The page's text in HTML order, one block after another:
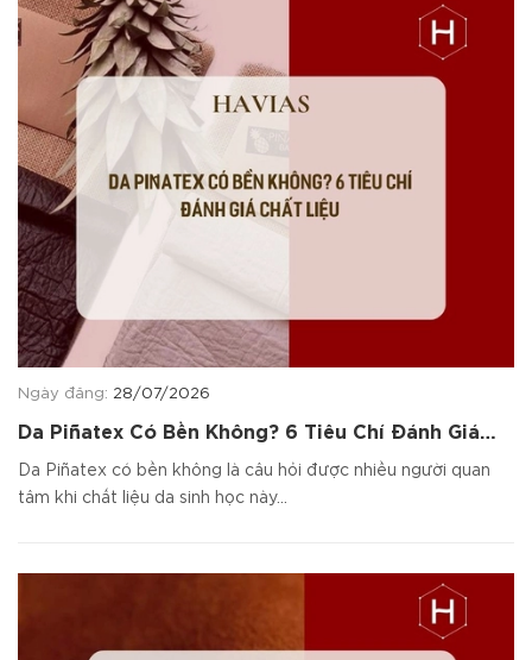
Ngày đăng: 28/07/2026
Da Piñatex Có Bền Không? 6 Tiêu Chí Đánh Giá
Chất Liệu
Da Piñatex có bền không là câu hỏi được nhiều người quan
tâm khi chất liệu da sinh học này...